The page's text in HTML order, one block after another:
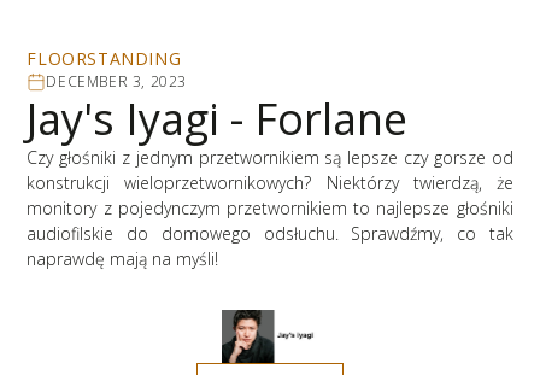
FLOORSTANDING
DECEMBER 3, 2023
Jay's Iyagi - Forlane
Czy głośniki z jednym przetwornikiem są lepsze czy gorsze od
konstrukcji wieloprzetwornikowych? Niektórzy twierdzą, że
monitory z pojedynczym przetwornikiem to najlepsze głośniki
audiofilskie do domowego odsłuchu. Sprawdźmy, co tak
naprawdę mają na myśli!